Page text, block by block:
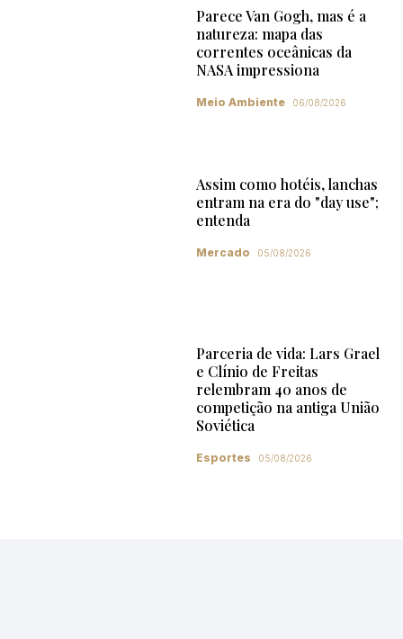
Parece Van Gogh, mas é a
natureza: mapa das
correntes oceânicas da
NASA impressiona
Meio Ambiente 06/08/2026
Assim como hotéis, lanchas
entram na era do "day use";
entenda
Mercado 05/08/2026
Parceria de vida: Lars Grael
e Clínio de Freitas
relembram 40 anos de
competição na antiga União
Soviética
Esportes 05/08/2026